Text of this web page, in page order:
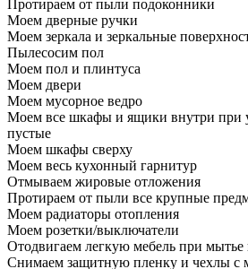
Протираем от пыли подоконники
Моем дверные ручки
Моем зеркала и зеркальные
Пылесосим пол
Моем пол и плинтуса
Моем двери
Моем мусорное ведро
Моем все шкафы и ящики внутри при
пустые
Моем шкафы сверху
Моем весь кухонный гарнитур
Отмываем жировые отложения
Протираем от пыли все крупные
Моем радиаторы отопления
Моем розетки/выключатели
Отодвигаем легкую мебель при мытье
Снимаем защитную пленку и чехлы с